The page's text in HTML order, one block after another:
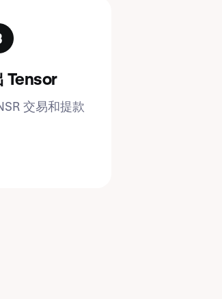
Tensor
交易和提款